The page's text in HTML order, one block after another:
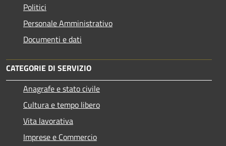
Politici
Personale Amministrativo
Documenti e dati
CATEGORIE DI SERVIZIO
Anagrafe e stato civile
Cultura e tempo libero
Vita lavorativa
Imprese e Commercio